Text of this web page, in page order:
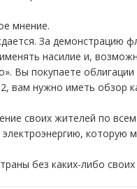
мнение.
За демонстрацию
насилие и,
Вы покупаете
вам нужно иметь обзор
своих жителей по
без каких-либо